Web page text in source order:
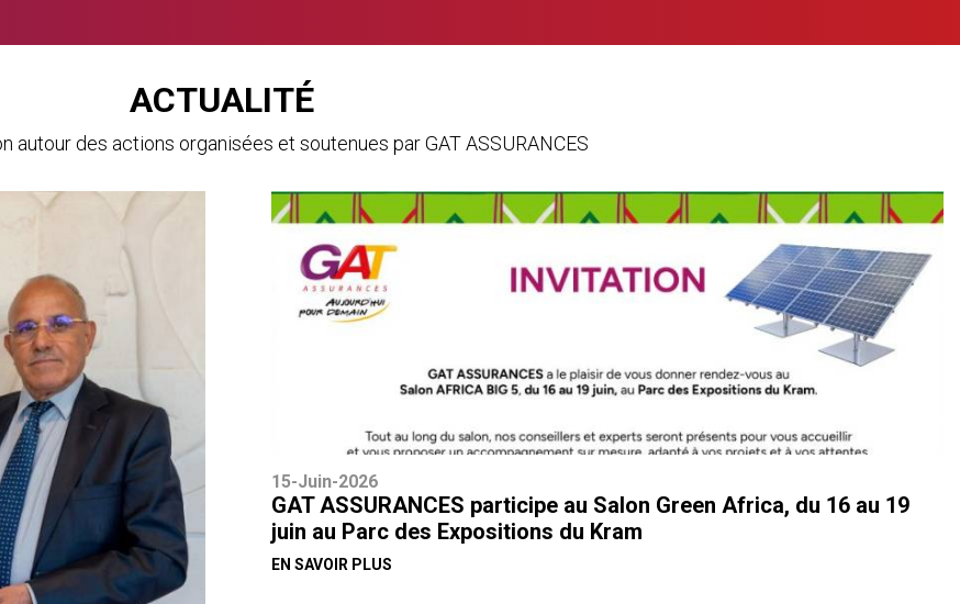
ACTUALITÉ
autour des actions organisées et soutenues par GAT ASSURANCES
15-Juin-2026
GAT ASSURANCES participe au Salon Green Africa, du 16 au 19
juin au Parc des Expositions du Kram
EN SAVOIR PLUS